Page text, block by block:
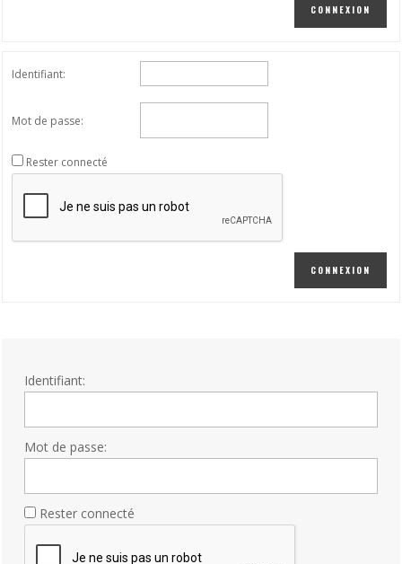
CONNEXION
Identifiant:
Mot de passe:
Rester connecté
CONNEXION
Identifiant:
Mot de passe:
Rester connecté